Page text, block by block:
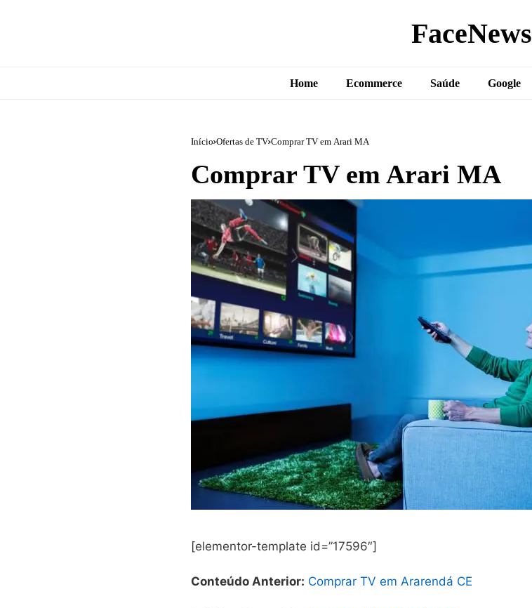
FaceNews
Home Ecommerce Saúde Google
Início Ofertas de TV Comprar TV em Arari MA
Comprar TV em Arari MA
[elementor-template id=”17596″]
Conteúdo Anterior: Comprar TV em Ararendá CE